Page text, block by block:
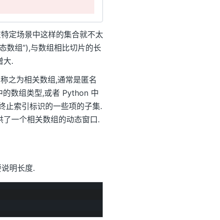
定场景中这样的集合就不太
数组”),与数组相比切片的长
大.
之为相关数组,通常是匿名
数组类型,或者 Python 中
止索引标识的一些项的子集.
一个相关数组的动态窗口.
明长度.